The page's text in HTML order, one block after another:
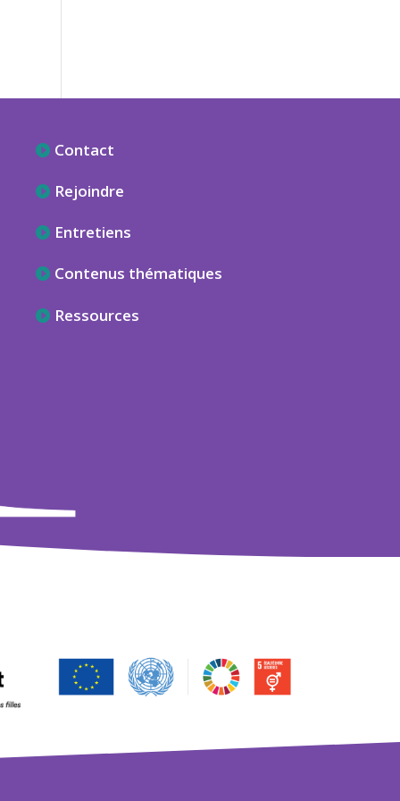
Contact
Rejoindre
Entretiens
Contenus thématiques
Ressources